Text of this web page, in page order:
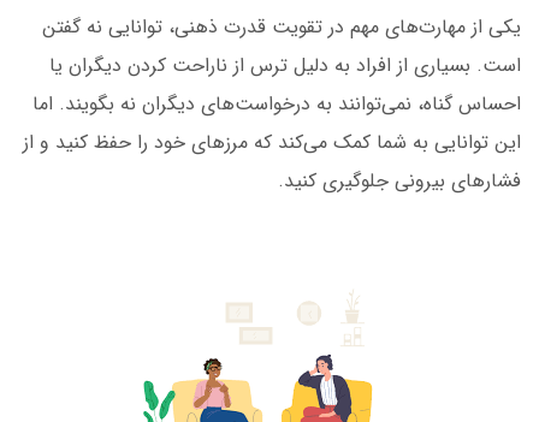
یکی از مهارت‌های مهم در تقویت قدرت ذهنی، توانایی نه گفتن
است. بسیاری از افراد به دلیل ترس از ناراحت کردن دیگران یا
احساس گناه، نمی‌توانند به درخواست‌های دیگران نه بگویند. اما
این توانایی به شما کمک می‌کند که مرزهای خود را حفظ کنید و از
فشارهای بیرونی جلوگیری کنید.